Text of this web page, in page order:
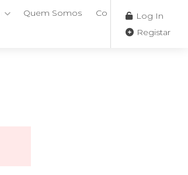
Quem Somos ContactosLog In
Registar